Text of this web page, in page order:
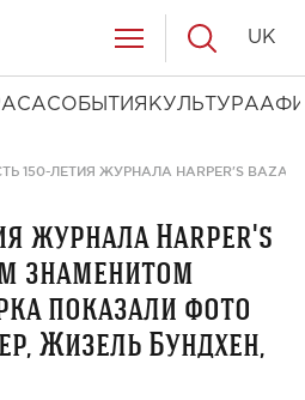
СОБЫТИЯ КУЛЬТУРА
UK
150-ЛЕТИЯ ЖУРНАЛА HARPER'S
журнала Harper's
знаменитом
показали фото
Жизель Бундхен,